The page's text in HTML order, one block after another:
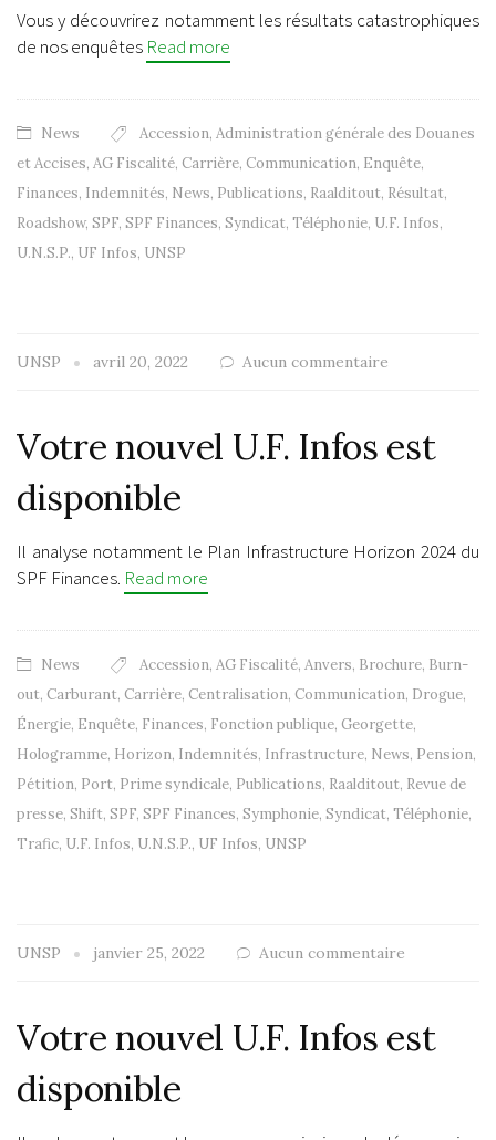
Vous y découvrirez notamment les résultats catastrophiques
de nos enquêtes Read more
News Accession, Administration générale des Douanes
et Accises, AG Fiscalité, Carrière, Communication, Enquête,
Finances, Indemnités, News, Publications, Raalditout, Résultat,
Roadshow, SPF, SPF Finances, Syndicat, Téléphonie, U.F. Infos,
U.N.S.P., UF Infos, UNSP
UNSP avril 20, 2022 Aucun commentaire
Votre nouvel U.F. Infos est
disponible
Il analyse notamment le Plan Infrastructure Horizon 2024 du
SPF Finances. Read more
News Accession, AG Fiscalité, Anvers, Brochure, Burn-
out, Carburant, Carrière, Centralisation, Communication, Drogue,
Énergie, Enquête, Finances, Fonction publique, Georgette,
Hologramme, Horizon, Indemnités, Infrastructure, News, Pension,
Pétition, Port, Prime syndicale, Publications, Raalditout, Revue de
presse, Shift, SPF, SPF Finances, Symphonie, Syndicat, Téléphonie,
Trafic, U.F. Infos, U.N.S.P., UF Infos, UNSP
UNSP janvier 25, 2022 Aucun commentaire
Votre nouvel U.F. Infos est
disponible